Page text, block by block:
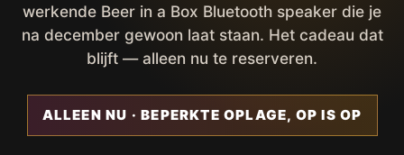
werkende Beer in a Box Bluetooth speaker die je
na december gewoon laat staan. Het cadeau dat
blijft — alleen nu te reserveren.
ALLEEN NU · BEPERKTE OPLAGE, OP IS OP